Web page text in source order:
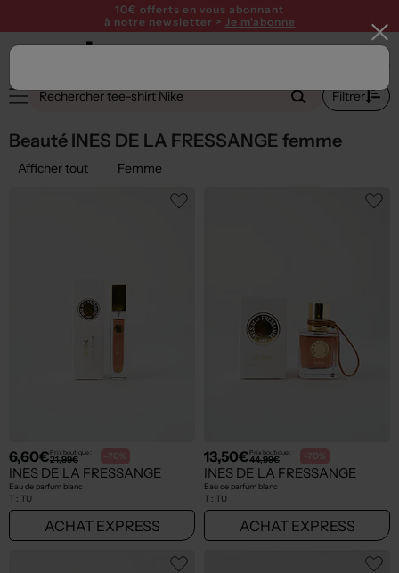
10€ offerts en vous abonnant
à notre newsletter > Je m'abonne
Filtrer
Beauté INES DE LA FRESSANGE femme
Afficher tout Femme
6,60€Prix boutique :
21,99€ -70%
INES DE LA FRESSANGE
Eau de parfum blanc
T : TU
ACHAT EXPRESS
13,50€Prix boutique :
44,99€ -70%
INES DE LA FRESSANGE
Eau de parfum blanc
T : TU
ACHAT EXPRESS